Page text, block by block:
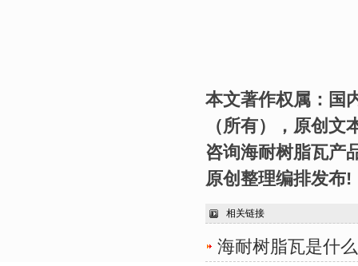
本文著作权属：国
（所有），原创
咨询海耐树脂瓦产
原创整理编排发布!
相关链接
海耐树脂瓦是什